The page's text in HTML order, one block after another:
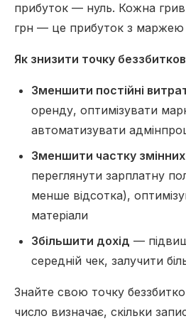
прибуток — нуль. Кожна
грн — це прибуток з маржею
Як знизити точку
Зменшити постійні
оренду, оптимізувати
автоматизувати
Зменшити частку
переглянути зарплатну
менше відсотка),
матеріали
Збільшити дохід —
середній чек, залучити
Знайте свою точку
число визначає, скільки